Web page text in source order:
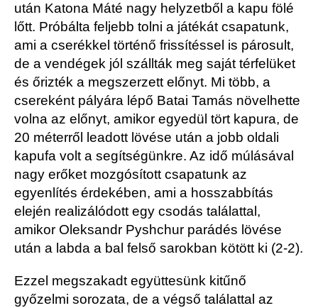
után Katona Máté nagy helyzetből a kapu fölé
lőtt. Próbálta feljebb tolni a játékát csapatunk,
ami a cserékkel történő frissítéssel is párosult,
de a vendégek jól szállták meg saját térfelüket
és őrizték a megszerzett előnyt. Mi több, a
csereként pályára lépő Batai Tamás növelhette
volna az előnyt, amikor egyedül tört kapura, de
20 méterről leadott lövése után a jobb oldali
kapufa volt a segítségünkre. Az idő múlásával
nagy erőket mozgósított csapatunk az
egyenlítés érdekében, ami a hosszabbítás
elején realizálódott egy csodás találattal,
amikor Oleksandr Pyshchur parádés lövése
után a labda a bal felső sarokban kötött ki (2-2).
Ezzel megszakadt együttesünk kitűnő
győzelmi sorozata, de a végső találattal az